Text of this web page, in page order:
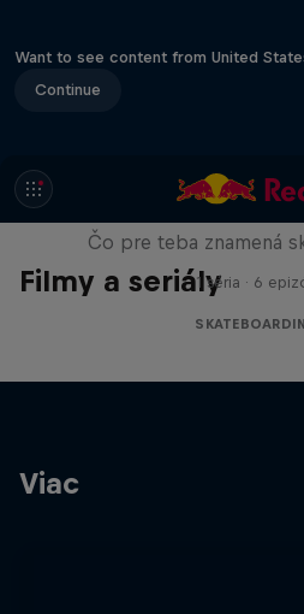
Want to see content from United
Continue
Filmy a seriály
Skate
Čo pre teba znamená
1 séria · 6
Viac